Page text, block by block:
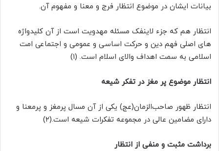
بیانات ایشان در موضوع انتظار فرج و معنا و مفهوم آن.
انتظار هم که جزء لاینفک مسئله مهدویت است از آن کلیدواژه
های اصلی فهم دین و حرکت اساسی و عمومی و اجتماعی امت
اسلامی به سمت اهداف والای اسلام است. (۱)
انتظار موضوع پر مغز در تفکر شیعه
انتظار ظهور صاحب‌الزمان(عج) یکی از آن مسال پرمغز و پرمعنا و
دارای مضامین عالی در مجموعه تفکرات شیعه است.(۲)
برداشت مثبت و منفی از انتظار